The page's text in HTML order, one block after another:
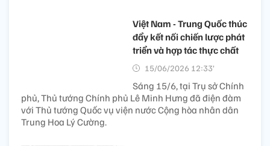
Việt Nam - Trung Quốc thúc
đẩy kết nối chiến lược phát
triển và hợp tác thực chất
15/06/2026 12:33’
Sáng 15/6, tại Trụ sở Chính
phủ, Thủ tướng Chính phủ Lê Minh Hưng đã điện đàm
với Thủ tướng Quốc vụ viện nước Cộng hòa nhân dân
Trung Hoa Lý Cường.